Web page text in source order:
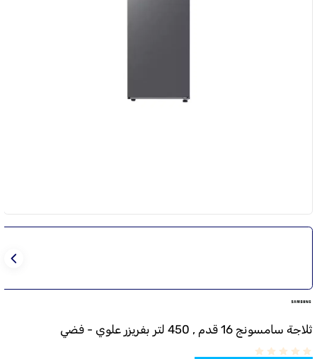
ثلاجة سامسونج 16 قدم , 450 لتر بفريزر علوي - فضي